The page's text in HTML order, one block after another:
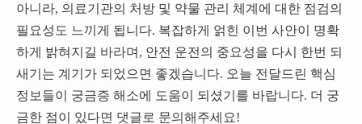
아니라, 의료기관의 처방 및 약물 관리 체계에 대한 점검의
필요성도 느끼게 됩니다. 복잡하게 얽힌 이번 사안이 명확
하게 밝혀지길 바라며, 안전 운전의 중요성을 다시 한번 되
새기는 계기가 되었으면 좋겠습니다. 오늘 전달드린 핵심
정보들이 궁금증 해소에 도움이 되셨기를 바랍니다. 더 궁
금한 점이 있다면 댓글로 문의해주세요!